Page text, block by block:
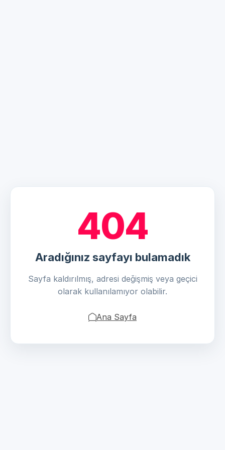
404
Aradığınız sayfayı bulamadık
Sayfa kaldırılmış, adresi değişmiş veya geçici
olarak kullanılamıyor olabilir.
Ana Sayfa